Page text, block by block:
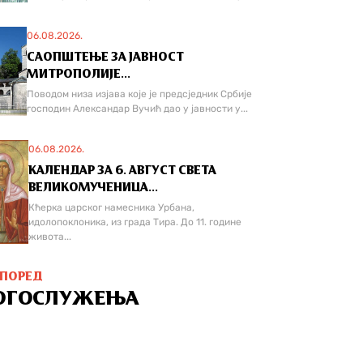
06.08.2026.
САОПШТЕЊЕ ЗА ЈАВНОСТ
МИТРОПОЛИЈЕ...
Поводом низа изјава које је предсједник Србије
господин Александар Вучић дао у јавности у...
06.08.2026.
КАЛЕНДАР ЗА 6. АВГУСТ СВЕТА
ВЕЛИКОМУЧЕНИЦА...
Кћерка царског намесника Урбана,
идолопоклоника, из града Тира. До 11. године
живота...